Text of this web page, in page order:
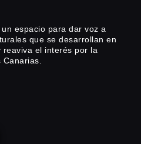
espacio para dar voz a
que se desarrollan en
reaviva el interés por la